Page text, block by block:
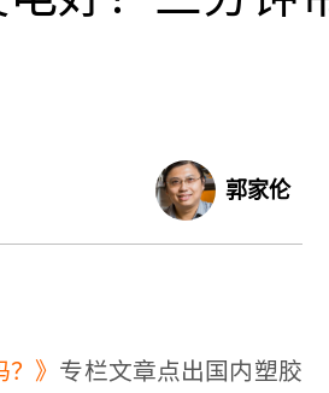
郭家伦
》 专栏文章点出国内塑胶